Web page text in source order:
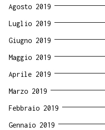
Agosto 2019
Luglio 2019
Giugno 2019
Maggio 2019
Aprile 2019
Marzo 2019
Febbraio 2019
Gennaio 2019